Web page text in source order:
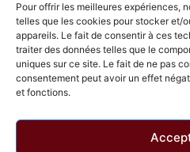
Pour offrir les meilleures expériences,
telles que les cookies pour stocker et/
appareils. Le fait de consentir à ces
traiter des données telles que le
uniques sur ce site. Le fait de ne pas
consentement peut avoir un effet
et fonctions.